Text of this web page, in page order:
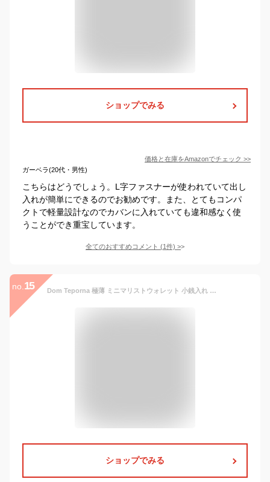
ショップでみる
価格と在庫をAmazonでチェック >>
ガーベラ(20代・男性)
こちらはどうでしょう。L字ファスナーが使われていて出し
入れが簡単にできるのでお勧めです。また、とてもコンパ
クトで軽量設計なのでカバンに入れていても違和感なく使
うことができ重宝しています。
全てのおすすめコメント (1件) >
no. 15 Dom Teporna 極薄 ミニマリストウォレット 小銭入れ カードケース スマートウォレット イタリアンレザー 本革 牛革 レザー ビジネス マネークリップ並みの薄型 薄い メンズ レディース ブラウン
ショップでみる